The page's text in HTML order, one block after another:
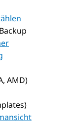
AMD)